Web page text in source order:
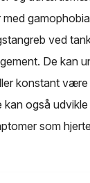
ved
De kan
konstant
også udvikle
som